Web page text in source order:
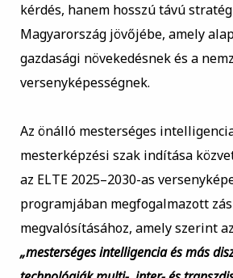
kérdés, hanem hosszú távú
Magyarország jövőjébe, amely
gazdasági növekedésnek és a
versenyképességnek.
Az önálló mesterséges
mesterképzési szak indítása
az ELTE 2025–2030-as
programjában megfogalmazott
megvalósításához, amely szerint
„mesterséges intelligencia és más